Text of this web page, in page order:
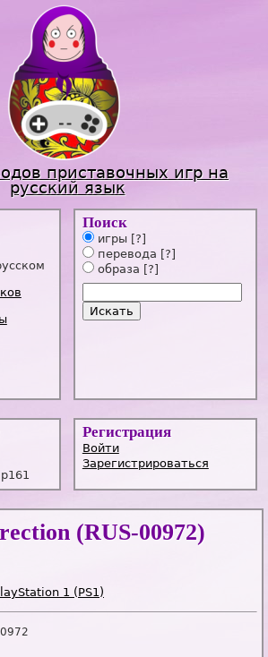
Jump to navigation
приставочных игр на
русский язык
Поиск
игры [?]
перевода [?]
образа [?]
Регистрация
Войти
Зарегистрироваться
(RUS-00972)
1 (PS1)